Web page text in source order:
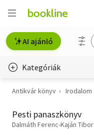
AI ajánló
Kategóriák
Életmód, egészség
Erotika
Antikvár könyv Irodalom
Pesti panaszkönyv
Dalmáth Ferenc-Kaján Tibor